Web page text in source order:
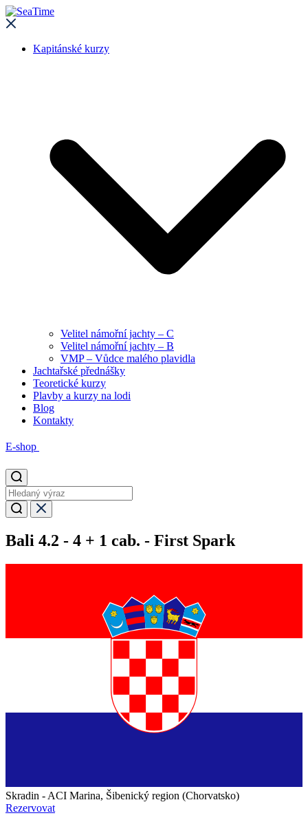
Kapitánské kurzy
Velitel námořní jachty – C
Velitel námořní jachty – B
VMP – Vůdce malého plavidla
Jachtařské přednášky
Teoretické kurzy
Plavby a kurzy na lodi
Blog
Kontakty
E-shop
Bali 4.2 - 4 + 1 cab. - First Spark
Skradin - ACI Marina, Šibenický region (Chorvatsko)
Rezervovat